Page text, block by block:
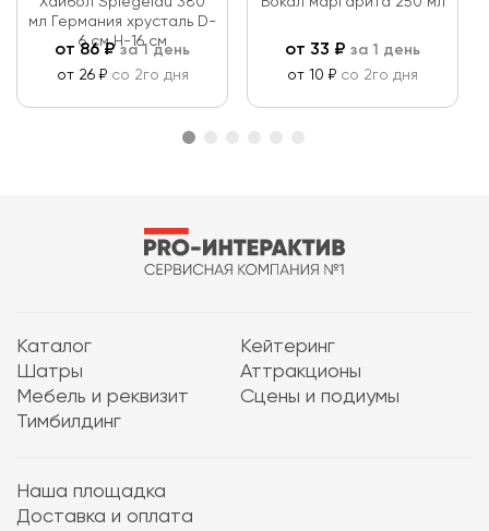
мл Германия хрусталь D-
6 см Н-16 см
от86₽ за 1 день
от 26 ₽ со 2го дня
от 33 ₽ за 1 день
от 10 ₽ со 2го дня
Каталог
Кейтеринг
Шатры
Аттракционы
Мебель и реквизит
Сцены и подиумы
Тимбилдинг
Наша площадка
Доставка и оплата